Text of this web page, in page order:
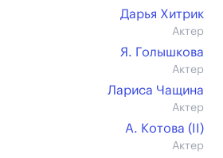
Дарья Хитрик
Актер
Я. Голышкова
Актер
Лариса Чащина
Актер
А. Котова (II)
Актер